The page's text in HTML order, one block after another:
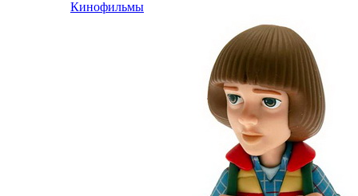
Кинофильмы